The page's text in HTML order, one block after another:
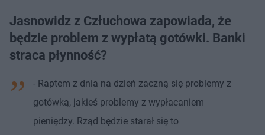
Jasnowidz z Człuchowa zapowiada, że
będzie problem z wypłatą gotówki. Banki
straca płynność?
- Raptem z dnia na dzień zaczną się problemy z
gotówką, jakieś problemy z wypłacaniem
pieniędzy. Rząd będzie starał się to